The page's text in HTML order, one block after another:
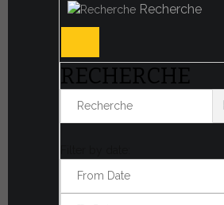
Recherche
RECHERCHE